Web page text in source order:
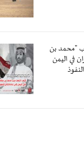
"محمد بن
في اليمن